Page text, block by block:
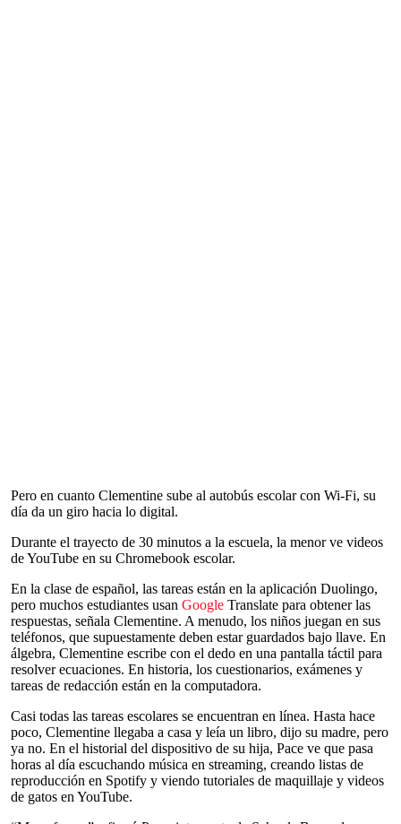
Pero en cuanto Clementine sube al autobús escolar con Wi-Fi, su
día da un giro hacia lo digital.
Durante el trayecto de 30 minutos a la escuela, la menor ve videos
de YouTube en su Chromebook escolar.
En la clase de español, las tareas están en la aplicación Duolingo,
pero muchos estudiantes usan Google Translate para obtener las
respuestas, señala Clementine. A menudo, los niños juegan en sus
teléfonos, que supuestamente deben estar guardados bajo llave. En
álgebra, Clementine escribe con el dedo en una pantalla táctil para
resolver ecuaciones. En historia, los cuestionarios, exámenes y
tareas de redacción están en la computadora.
Casi todas las tareas escolares se encuentran en línea. Hasta hace
poco, Clementine llegaba a casa y leía un libro, dijo su madre, pero
ya no. En el historial del dispositivo de su hija, Pace ve que pasa
horas al día escuchando música en streaming, creando listas de
reproducción en Spotify y viendo tutoriales de maquillaje y videos
de gatos en YouTube.